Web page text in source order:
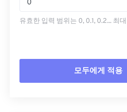
유효한 입력 범위는 0, 0.1, 0.2... 최
모두에게 적용